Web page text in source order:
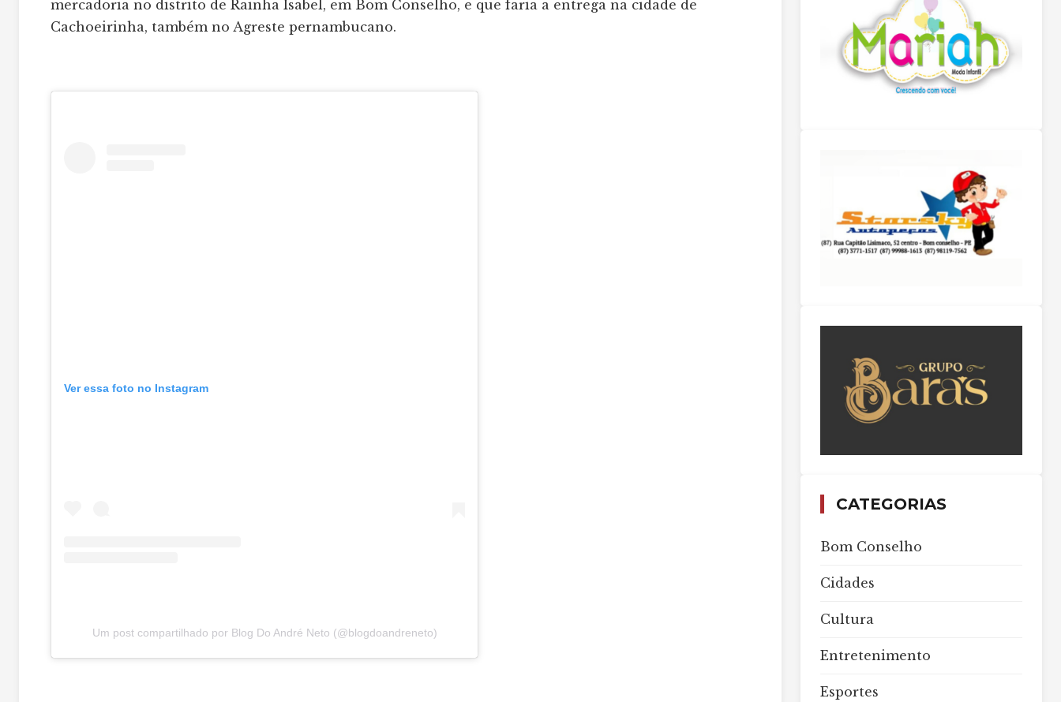
mercadoria no distrito de Rainha Isabel, em Bom Conselho, e que faria a entrega na cidade de
Cachoeirinha, também no Agreste pernambucano.
Ver essa foto no Instagram
Um post compartilhado por Blog Do André Neto (@blogdoandreneto)
CATEGORIAS
Bom Conselho
Cidades
Cultura
Entretenimento
Esportes